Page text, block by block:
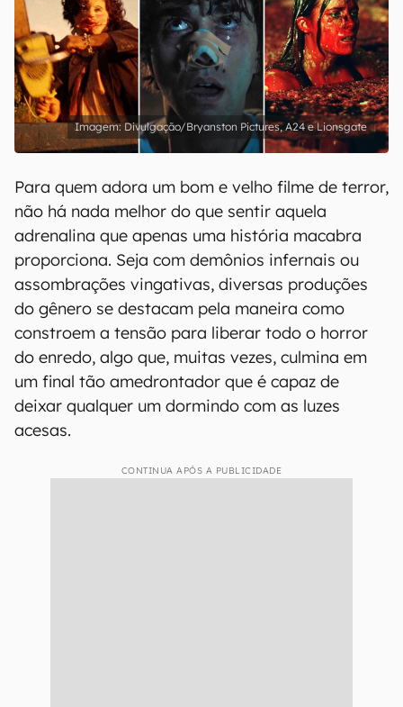
Divulgação/Bryanston Pictures, A24 e Lionsgate
Para quem adora um bom e velho filme de terror,
não há nada melhor do que sentir aquela
adrenalina que apenas uma história macabra
proporciona. Seja com demônios infernais ou
assombrações vingativas, diversas produções
do gênero se destacam pela maneira como
constroem a tensão para liberar todo o horror
do enredo, algo que, muitas vezes, culmina em
um final tão amedrontador que é capaz de
deixar qualquer um dormindo com as luzes
acesas.
CONTINUA APÓS A PUBLICIDADE